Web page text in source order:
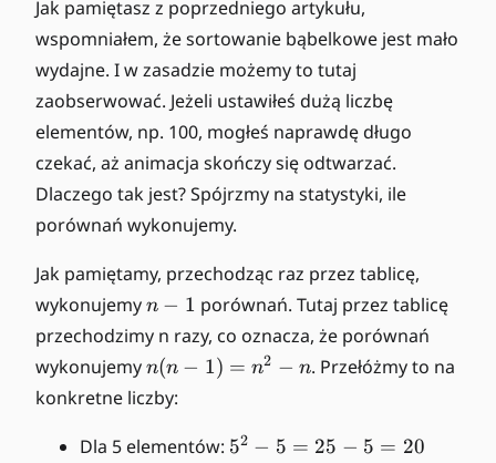
Jak pamiętasz z poprzedniego artykułu,
wspomniałem, że sortowanie bąbelkowe jest mało
wydajne. I w zasadzie możemy to tutaj
zaobserwować. Jeżeli ustawiłeś dużą liczbę
elementów, np. 100, mogłeś naprawdę długo
czekać, aż animacja skończy się odtwarzać.
Dlaczego tak jest? Spójrzmy na statystyki, ile
porównań wykonujemy.
Jak pamiętamy, przechodząc raz przez tablicę,
wykonujemyn
-
1
n − 1 porównań. Tutaj przez tablicę
przechodzimy n razy, co oznacza, że porównań
wykonujemyn
(
-
n(n − 1) = n2 − n. Przełóżmy to na
konkretne liczby:
Dla 5 elementów: 5
52 − 5 = 25 − 5 = 20